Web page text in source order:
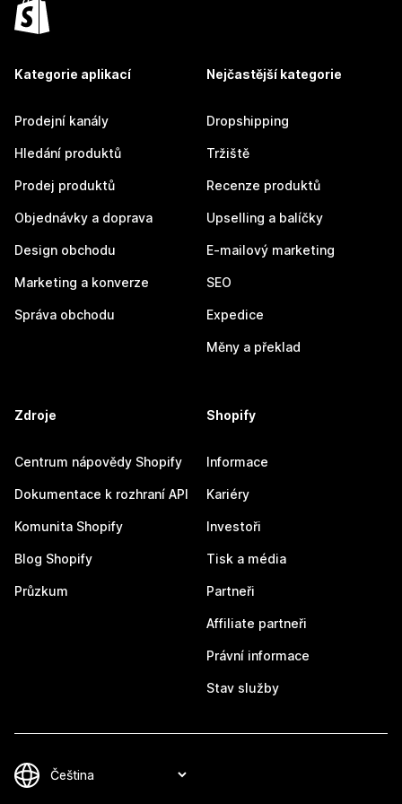
Kategorie aplikací
Prodejní kanály
Hledání produktů
Prodej produktů
Objednávky a doprava
Design obchodu
Marketing a konverze
Správa obchodu
Nejčastější kategorie
Dropshipping
Tržiště
Recenze produktů
Upselling a balíčky
E-mailový marketing
SEO
Expedice
Měny a překlad
Zdroje
Centrum nápovědy Shopify
Dokumentace k rozhraní API
Komunita Shopify
Blog Shopify
Průzkum
Shopify
Informace
Kariéry
Investoři
Tisk a média
Partneři
Affiliate partneři
Právní informace
Stav služby